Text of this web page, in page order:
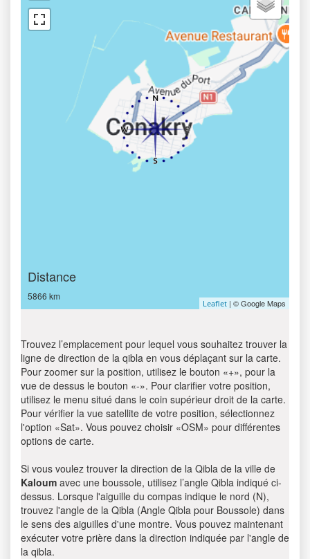
Distance
5866 km
Leaflet | © Google Maps
Trouvez l’emplacement pour lequel vous souhaitez trouver la
ligne de direction de la qibla en vous déplaçant sur la carte.
Pour zoomer sur la position, utilisez le bouton «+», pour la
vue de dessus le bouton «-». Pour clarifier votre position,
utilisez le menu situé dans le coin supérieur droit de la carte.
Pour vérifier la vue satellite de votre position, sélectionnez
l'option «Sat». Vous pouvez choisir «OSM» pour différentes
options de carte.
Si vous voulez trouver la direction de la Qibla de la ville de
Kaloum avec une boussole, utilisez l’angle Qibla indiqué ci-
dessus. Lorsque l'aiguille du compas indique le nord (N),
trouvez l'angle de la Qibla (Angle Qibla pour Boussole) dans
le sens des aiguilles d'une montre. Vous pouvez maintenant
exécuter votre prière dans la direction indiquée par l'angle de
la qibla.